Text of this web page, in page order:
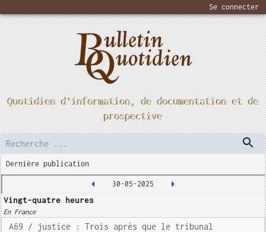
Se connecter
Quotidien d'information, de documentation et de
prospective
Dernière publication
30-05-2025
Vingt-quatre heures
En France
A69 / justice : Trois après que le tribunal